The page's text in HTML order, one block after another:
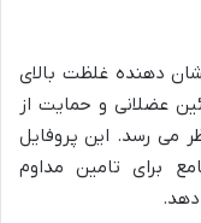
نشان دهنده غلظت بالای
عضلانی و حمایت از
می رسد. این پروفایل
برای تامین مداوم
دهد.